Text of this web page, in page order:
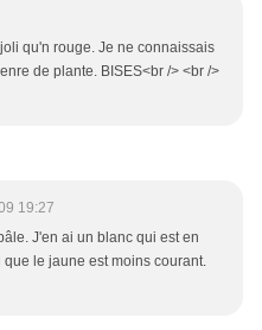
qu'n rouge. Je ne connaissais
de plante. BISES<br /> <br />
19:27
J'en ai un blanc qui est en
que le jaune est moins courant.